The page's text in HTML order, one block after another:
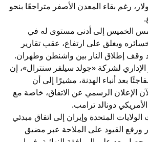
إلى 4535.90 دولار، رغم بقاء المعدن الأصفر متراجعًا بنحو
الخميس إلى أدنى مستوى له في
ويغلق على ارتفاع، عقب تقارير
وقف إطلاق النار بين واشنطن وطهران.
الإداري لشركة «جولد سيلفر سنترال»، إن
بعد أنباء الهدنة، مشيرًا إلى أن
الإعلان الرسمي عن الاتفاق، خاصة مع
دونالد ترامب.
المتحدة وإيران إلى اتفاق مبدئي
ورفع القيود على الملاحة عبر مضيق